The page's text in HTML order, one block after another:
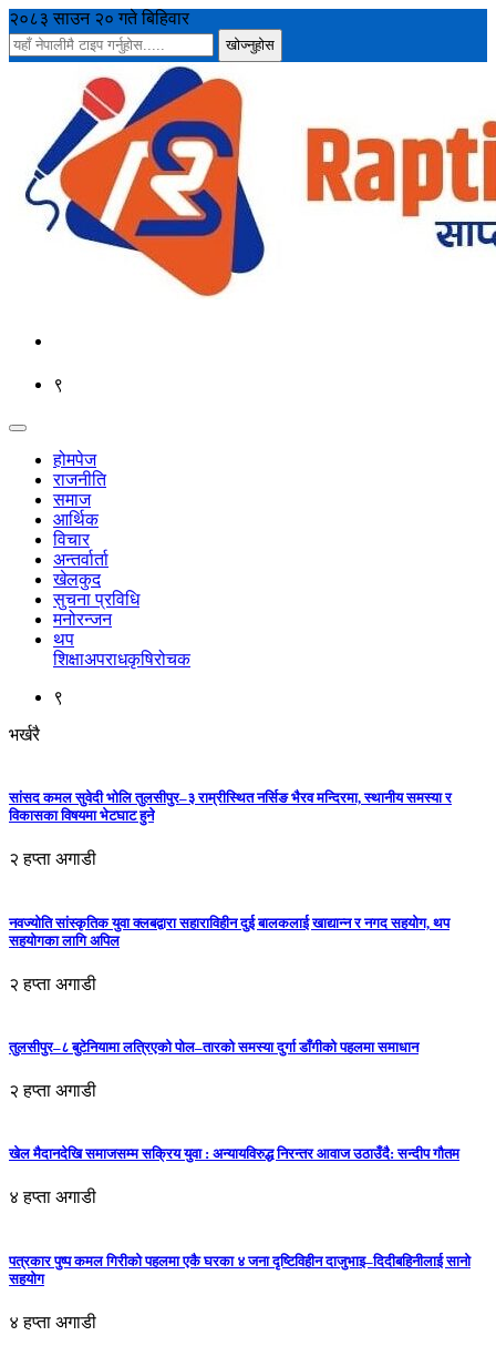
२०८३ साउन २० गते बिहिवार
९
होमपेज
राजनीति
समाज
आर्थिक
विचार
अन्तर्वार्ता
खेलकुद
सुचना प्रविधि
मनोरन्जन
थप
शिक्षाअपराधकृषिरोचक
९
भर्खरै
सांसद कमल सुवेदी भोलि तुलसीपुर–३ राम्रीस्थित नर्सिङ भैरव मन्दिरमा, स्थानीय समस्या र
विकासका विषयमा भेटघाट हुने
२ हप्ता अगाडी
नवज्योति सांस्कृतिक युवा क्लबद्वारा सहाराविहीन दुई बालकलाई खाद्यान्न र नगद सहयोग, थप
सहयोगका लागि अपिल
२ हप्ता अगाडी
तुलसीपुर–८ बुटेनियामा लत्रिएको पोल–तारको समस्या दुर्गा डाँगीको पहलमा समाधान
२ हप्ता अगाडी
खेल मैदानदेखि समाजसम्म सक्रिय युवा : अन्यायविरुद्ध निरन्तर आवाज उठाउँदै: सन्दीप गौतम
४ हप्ता अगाडी
पत्रकार पुष्प कमल गिरीको पहलमा एकै घरका ४ जना दृष्टिविहीन दाजुभाइ–दिदीबहिनीलाई सानो
सहयोग
४ हप्ता अगाडी